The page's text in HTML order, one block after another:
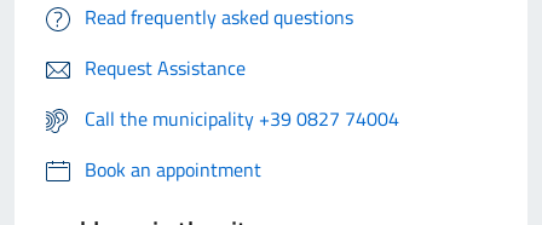
Read frequently asked questions
Request Assistance
Call the municipality +39 0827 74004
Book an appointment